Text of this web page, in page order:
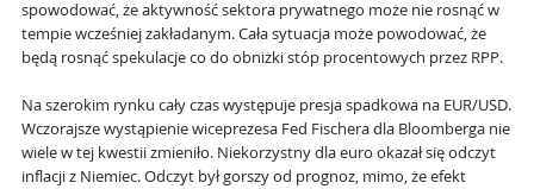
spowodować, że aktywność sektora prywatnego może nie rosnąć w
tempie wcześniej zakładanym. Cała sytuacja może powodować, że
będą rosnąć spekulacje co do obniżki stóp procentowych przez RPP.
Na szerokim rynku cały czas występuje presja spadkowa na EUR/USD.
Wczorajsze wystąpienie wiceprezesa Fed Fischera dla Bloomberga nie
wiele w tej kwestii zmieniło. Niekorzystny dla euro okazał się odczyt
inflacji z Niemiec. Odczyt był gorszy od prognoz, mimo, że efekt